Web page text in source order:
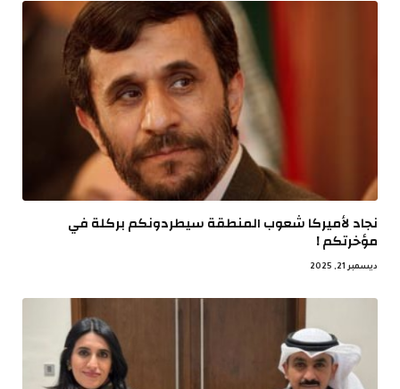
نجاد لأميركا شعوب المنطقة سيطردونكم بركلة في
مؤخرتكم !
ديسمبر 21, 2025